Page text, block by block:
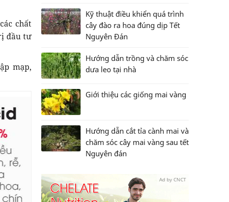
chất
đầu tư
mạp,
Kỹ thuật điều khiển quá trình
cây đào ra hoa đúng dịp Tết
Nguyên Đán
Hướng dẫn trồng và chăm sóc
dưa leo tại nhà
Giới thiệu các giống mai vàng
Hướng dẫn cắt tỉa cành mai và
chăm sóc cây mai vàng sau tết
Nguyên đán
Ad by CNCT